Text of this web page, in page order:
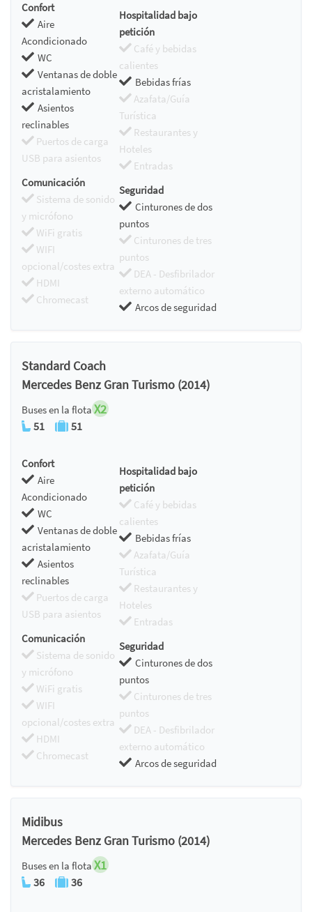
Confort
Aire
Acondicionado
WC
Ventanas de doble
acristalamiento
Asientos
reclinables
Puertos de carga
USB para asientos
Hospitalidad bajo
petición
Café y bebidas
calientes
Bebidas frías
Azafata/Guía
Turística
Restaurantes y
Hoteles
Entradas
Comunicación
Sistema de sonido
y micrófono
WiFi gratis
WIFI
opcional/costes extra
HDMI
Chromecast
Seguridad
Cinturones de dos
puntos
Cinturones de tres
puntos
DEA - Desfibrilador
externo automático
Arcos de seguridad
Standard Coach
Mercedes Benz Gran Turismo (2014)
Buses en la flota X2
51 51
Confort
Aire
Acondicionado
WC
Ventanas de doble
acristalamiento
Asientos
reclinables
Puertos de carga
USB para asientos
Hospitalidad bajo
petición
Café y bebidas
calientes
Bebidas frías
Azafata/Guía
Turística
Restaurantes y
Hoteles
Entradas
Comunicación
Sistema de sonido
y micrófono
WiFi gratis
WIFI
opcional/costes extra
HDMI
Chromecast
Seguridad
Cinturones de dos
puntos
Cinturones de tres
puntos
DEA - Desfibrilador
externo automático
Arcos de seguridad
Midibus
Mercedes Benz Gran Turismo (2014)
Buses en la flota X1
36 36